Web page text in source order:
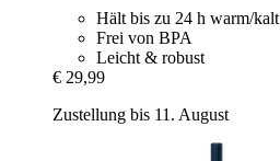
Hält bis zu 24 h warm/kalt
Frei von BPA
Leicht & robust
€ 29,99
Zustellung bis 11. August